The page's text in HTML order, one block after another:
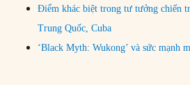
Điểm khác biệt trong tư tưởng chiến
Trung Quốc, Cuba
‘Black Myth: Wukong’ và sức mạnh